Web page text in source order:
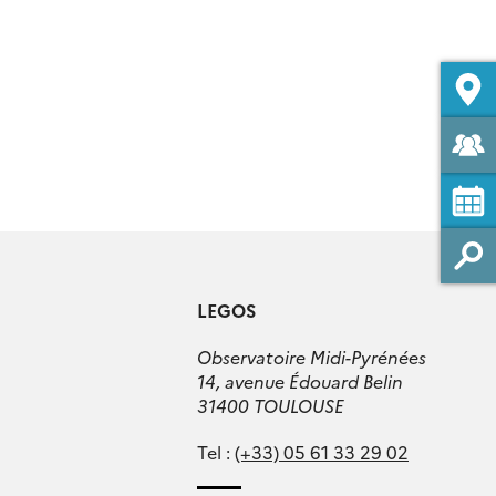
LEGOS
Observatoire Midi-Pyrénées
14, avenue Édouard Belin
31400 TOULOUSE
Tel : (+33) 05 61 33 29 02